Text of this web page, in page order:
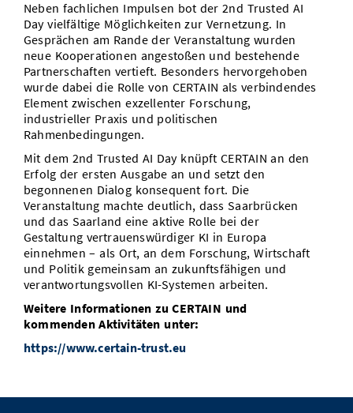
Neben fachlichen Impulsen bot der 2nd Trusted AI
Day vielfältige Möglichkeiten zur Vernetzung. In
Gesprächen am Rande der Veranstaltung wurden
neue Kooperationen angestoßen und bestehende
Partnerschaften vertieft. Besonders hervorgehoben
wurde dabei die Rolle von CERTAIN als verbindendes
Element zwischen exzellenter Forschung,
industrieller Praxis und politischen
Rahmenbedingungen.
Mit dem 2nd Trusted AI Day knüpft CERTAIN an den
Erfolg der ersten Ausgabe an und setzt den
begonnenen Dialog konsequent fort. Die
Veranstaltung machte deutlich, dass Saarbrücken
und das Saarland eine aktive Rolle bei der
Gestaltung vertrauenswürdiger KI in Europa
einnehmen – als Ort, an dem Forschung, Wirtschaft
und Politik gemeinsam an zukunftsfähigen und
verantwortungsvollen KI-Systemen arbeiten.
Weitere Informationen zu CERTAIN und
kommenden Aktivitäten unter:
https://www.certain-trust.eu